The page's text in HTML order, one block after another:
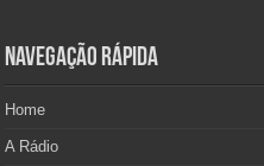
Navegação Rápida
Home
A Rádio